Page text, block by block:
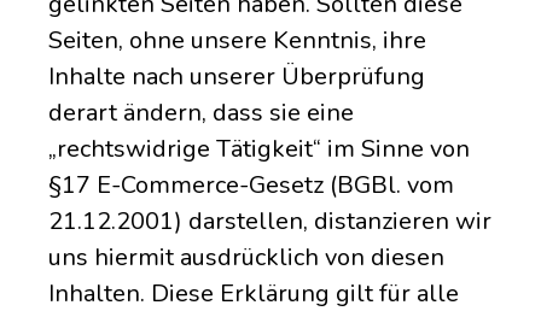
Seiten, ohne unsere Kenntnis, ihre
Inhalte nach unserer Überprüfung
derart ändern, dass sie eine
„rechtswidrige Tätigkeit“ im Sinne von
§17 E-Commerce-Gesetz (BGBl. vom
21.12.2001) darstellen, distanzieren wir
uns hiermit ausdrücklich von diesen
Inhalten. Diese Erklärung gilt für alle